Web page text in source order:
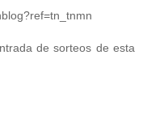
de sorteos de esta